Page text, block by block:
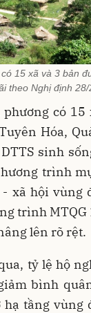
15 xã và 3 bản
theo Nghị định
có 15
Hóa,
sinh
trình
xã hội vùng
trình MTQG
lên rõ rệt.
tỷ lệ hộ
bình
hạ tầng vùng